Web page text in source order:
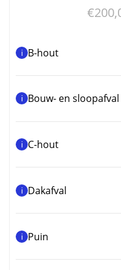
€
i B-hout
i Bouw- en sloopafval
i C-hout
i Dakafval
i Puin